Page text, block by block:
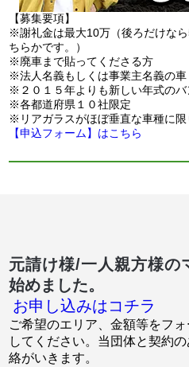
【募集要項】
※謝礼金は最大10万（後ろだけな
ちらかです。）
※廃車まで貼ってくださる方
※法人名義もしくは事業主名義の車
※２０１５年よりも新しい年式の
※各都道府県１０社限定
※リアガラスがほぼ垂直な車種に限
【申込フォーム】はこちら
元請け様/一人親方様の
始めました。
お申し込みはコチラ
ご希望のエリア、金額等をフ
してください。当団体と契約
絡がいきます。